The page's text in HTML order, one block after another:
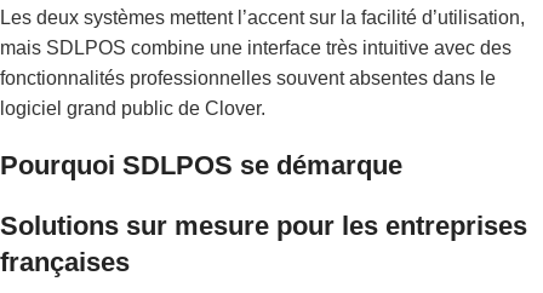
Les deux systèmes mettent l’accent sur la facilité d’utilisation,
mais SDLPOS combine une interface très intuitive avec des
fonctionnalités professionnelles souvent absentes dans le
logiciel grand public de Clover.
Pourquoi SDLPOS se démarque
Solutions sur mesure pour les entreprises
françaises